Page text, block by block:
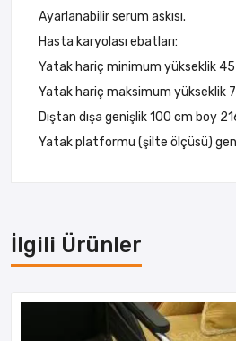
Ayarlanabilir serum askısı.
Hasta karyolası ebatları:
Yatak hariç minimum yükseklik
Yatak hariç maksimum yükseklik
Dıştan dışa genişlik 100 cm boy
Yatak platformu (şilte ölçüsü)
İlgili Ürünler